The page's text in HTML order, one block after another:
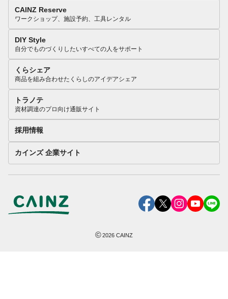
CAINZ Reserve
ワークショップ、施設予約、工具レンタル
DIY Style
自分でものづくりしたいすべての人をサポート
くらシェア
商品を組み合わせたくらしのアイデアシェア
トラノテ
資材調達のプロ向け通販サイト
採用情報
カインズ 企業サイト
©2026 CAINZ